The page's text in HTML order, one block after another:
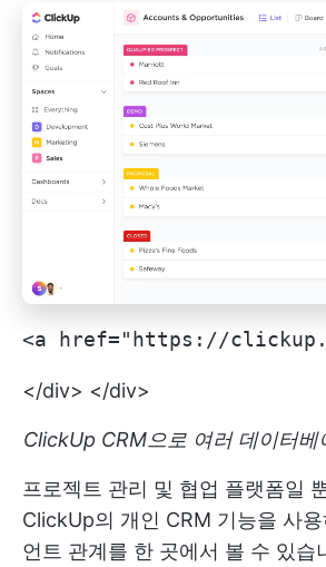
<a href="https://
</div> </div>
ClickUp CRM으로 여러 데이터베
프로젝트 관리 및 협업 플랫폼일
ClickUp의 개인 CRM 기능을 사
언트 관계를 한 곳에서 볼 수 있습